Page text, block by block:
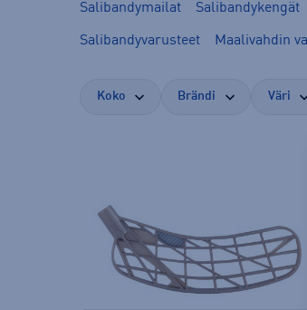
Salibandymailat Salibandykengät
Salibandyvarusteet Maalivahdin
Koko Brändi Väri